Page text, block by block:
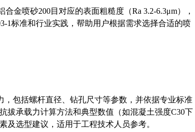
金喷砂200目对应的表面粗糙度（Ra 3.2-6.3μm），
1标准和行业实践，帮助用户根据需求选择合适的喷
包括螺杆直径、钻孔尺寸等参数，并依据专业标准
拔承载力计算方法和典型数值（如混凝土强度C30下
及选型建议，适用于工程技术人员参考。